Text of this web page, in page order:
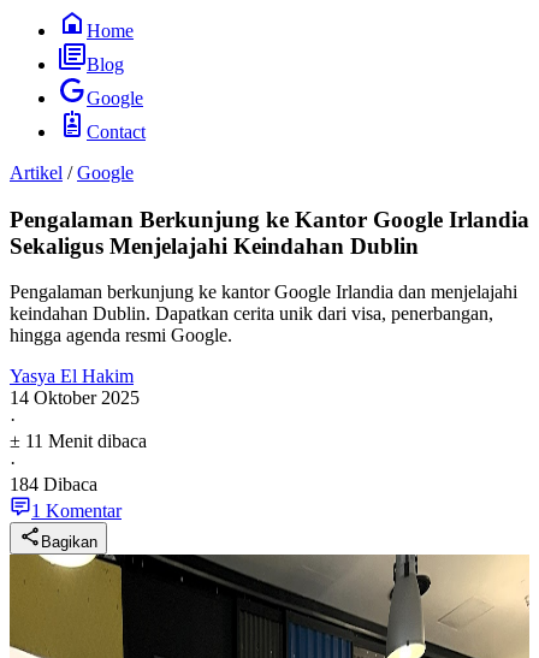
Home
Blog
Google
Contact
Artikel /Google
Pengalaman Berkunjung ke Kantor Google Irlandia
Sekaligus Menjelajahi Keindahan Dublin
Pengalaman berkunjung ke kantor Google Irlandia dan menjelajahi
keindahan Dublin. Dapatkan cerita unik dari visa, penerbangan,
hingga agenda resmi Google.
Yasya El Hakim
14 Oktober 2025
·
± 11 Menit dibaca
·
184 Dibaca
1 Komentar
Bagikan